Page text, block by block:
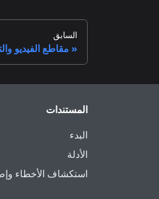
السابق
مقاطع الفيديو
المستندات
البدء
الأدلة
استكشاف الأخطاء